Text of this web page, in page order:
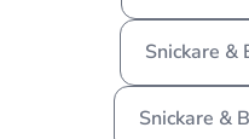
Snickare &
Snickare &